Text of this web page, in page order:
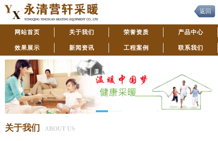
返回
网站首页 关于我们 荣誉资质 产品中心
效果展示 新闻资讯 工程案例 联系我们
关于我们 ABOUT US